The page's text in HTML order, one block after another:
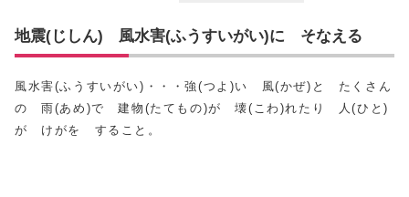
地震(じしん) 風水害(ふうすいがい)に そなえる
風水害(ふうすいがい)・・・強(つよ)い 風(かぜ)と たくさん
の 雨(あめ)で 建物(たてもの)が 壊(こわ)れたり 人(ひと)
が けがを すること。